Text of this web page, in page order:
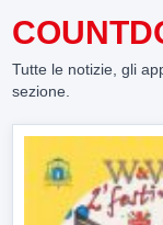
Tutte le notizie, gli
sezione.